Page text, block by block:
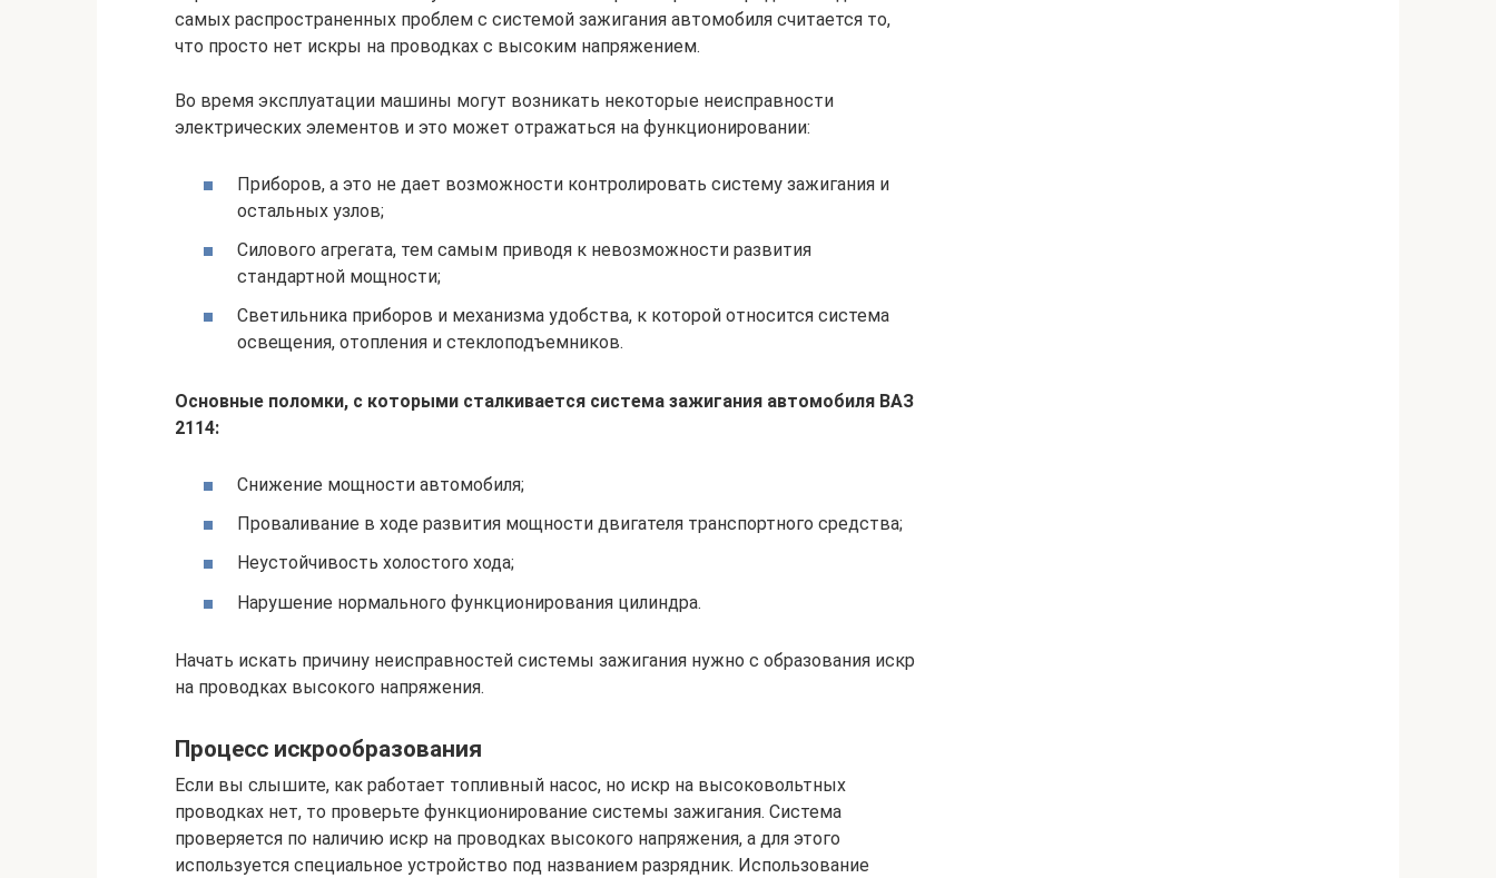
самых распространенных проблем с системой зажигания автомобиля считается то,
что просто нет искры на проводках с высоким напряжением.
Во время эксплуатации машины могут возникать некоторые неисправности
электрических элементов и это может отражаться на функционировании:
Приборов, а это не дает возможности контролировать систему зажигания и
остальных узлов;
Силового агрегата, тем самым приводя к невозможности развития
стандартной мощности;
Светильника приборов и механизма удобства, к которой относится система
освещения, отопления и стеклоподъемников.
Основные поломки, с которыми сталкивается система зажигания автомобиля ВАЗ
2114:
Снижение мощности автомобиля;
Проваливание в ходе развития мощности двигателя транспортного средства;
Неустойчивость холостого хода;
Нарушение нормального функционирования цилиндра.
Начать искать причину неисправностей системы зажигания нужно с образования искр
на проводках высокого напряжения.
Процесс искрообразования
Если вы слышите, как работает топливный насос, но искр на высоковольтных
проводках нет, то проверьте функционирование системы зажигания. Система
проверяется по наличию искр на проводках высокого напряжения, а для этого
используется специальное устройство под названием разрядник. Использование